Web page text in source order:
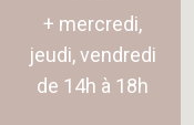
+ mercredi,
jeudi, vendredi
de 14h à 18h